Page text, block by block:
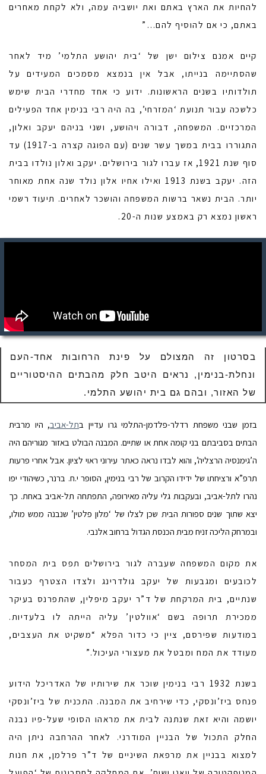
להחיות את הארץ באתם ואת יושביה עמה, ולא לקחת מאחרים
באתם, כי אם להוסיף להם…”
קיים אמנם צילום ישן של ‘בית יהושע התלמי’ מיד לאחר
שהסתיימה בנייתו, אבל אין בנמצא מסמכים המעידים על
תולדותיו בשנים הראשונות. ידוע כי אחד מחדרי הבית שימש
כלשכה עבור תנועת ‘המזרחי’, בה היה רבי בנימין אחד הפעילים
המרכזיים. המשפחה, דבורה ויהושע, ושני בניהם יעקב ואלון,
התגוררו בבית במשך עשר שנים (עם הפוגה קצרה ב-1917) עד
סוף שנת 1921, אז עברו לגור בירושלים. יעקב ואלון נולדו בבית
הזה. יעקב בשנת 1913 ואילו אחיו אלון נולד שנה אחת מאוחר
יותר. הבית נשאר ברשות המשפחה והושכר לאחרים. תיעוד רשמי
ראשון נמצא רק באמצע שנות ה-20.
בסרטון זה המצולם על פינת הרחובות אחד-העם
ונחלת-בנימין, נראים היטב חלק מהבתים ההיסטוריים
של האזור, ובהם גם בית יהושע התלמי.
בזמן שבני משפחת רדלר-פלדמן-התלמי גרו עדיין בתל-אביב, היו מרבית
הבתים בסביבתם בני קומה אחת או שתיים. המבנה הבולט באזור מגוריהם היה
ה’גימנסיה הרצליה’, והוא לבדו נראה כאתר עירוני ראוי לציון. אבל אחרי פרעות
תרפ”א ורציחתו של ידידו הקרוב של רבי בנימין, הסופר י.ח. ברנר, כשיהודי יפו
נהרו לתל-אביב, ובעקבות גלי עליה מאירופה, התפתחה תל-אביב באחת. כך
יצא שתוך שנים ספורות הבית שכן לצלו של ‘מלון פלטין’ שנבנה ממש מולו,
ובמרחק הליכה זניח מבית הכנסת הגדול ברחוב אלנבי.
את מקום המשפחה שעברה לגור בירושלים תפס בית המסחר
לכובעים ומגבעות של יעקב גולדרינג ולצדו הצטרף כעבור
שנתיים, בית המרקחת של ד”ר יעקב מיפלין, שהתפרנס בעיקר
ממכירת תרופה בשם ‘אוולטין’ עליה הייתה לו בלעדיות.
במודעות שפירסם, ציין כי כדור הפלא “משקיט את העצבים,
מעודד את המח ומבטל את מעצורי העיכול.”
בשנת 1932 רבי בנימין שוכר את שירותיו של האדריכל הידוע
פנחס ביז’ונסקי, כדי שירחיב את המבנה. התכנית של ביז’ונסקי
יושמה והיא זאת שנתנה לבית את מראהו הסופי שעל-פיו נבנה
החלק התכול של הבניין המודרני. לאחר ההרחבה ניתן היה
למצוא בבניין את מרפאת השיניים של ד”ר פרלמן, את חנות